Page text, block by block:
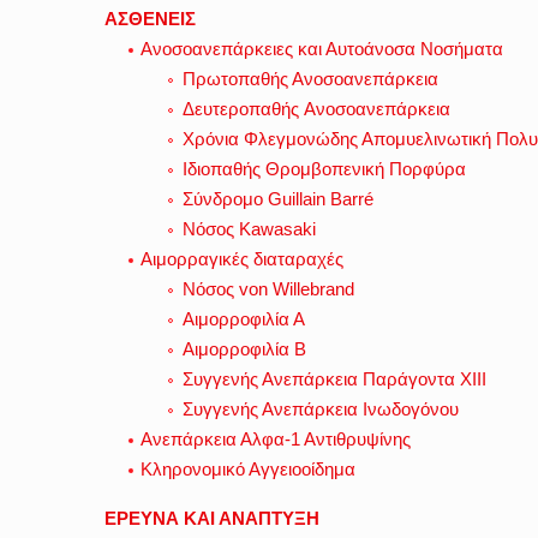
ΑΣΘΕΝΕΙΣ
Ανοσοανεπάρκειες και Αυτοάνοσα Νοσήματα
Πρωτοπαθής Ανοσοανεπάρκεια
Δευτεροπαθής Aνοσοανεπάρκεια
Χρόνια Φλεγμονώδης Απομυελινωτική
Ιδιοπαθής Θρομβοπενική Πορφύρα
Σύνδρομο Guillain Barré
Νόσος Kawasaki
Αιμορραγικές διαταραχές
Νόσος von Willebrand
Αιμορροφιλία Α
Αιμορροφιλία Β
Συγγενής Ανεπάρκεια Παράγοντα ΧΙΙΙ
Συγγενής Ανεπάρκεια Ινωδογόνου
Ανεπάρκεια Αλφα-1 Αντιθρυψίνης
Κληρονομικό Αγγειοοίδημα
ΕΡΕΥΝΑ ΚΑΙ ΑΝΑΠΤΥΞΗ